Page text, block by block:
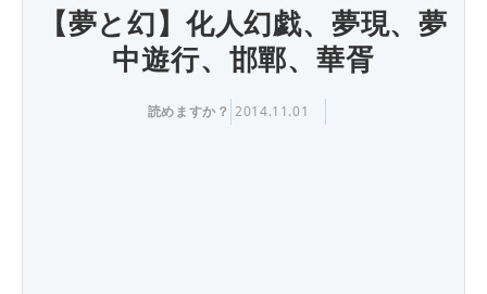
【夢と幻】化人幻戯、夢現、夢
中遊行、邯鄲、華胥
読めますか？ 2014.11.01